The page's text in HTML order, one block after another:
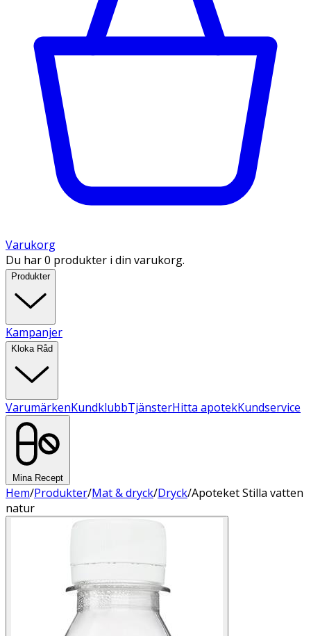
Varukorg
Du har 0 produkter i din varukorg.
Produkter
Kampanjer
Kloka Råd
VarumärkenKundklubbTjänsterHitta apotekKundservice
Mina Recept
Hem/Produkter/Mat & dryck/Dryck/Apoteket Stilla vatten
natur